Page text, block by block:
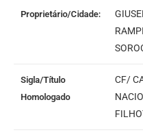
Proprietário/Cidade:
Sigla/Título
Homologado
CF/